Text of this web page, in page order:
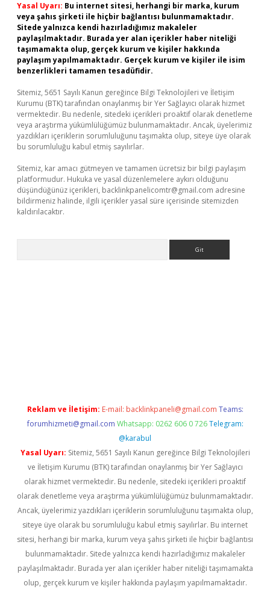
Yasal Uyarı: Bu internet sitesi, herhangi bir marka, kurum
veya şahıs şirketi ile hiçbir bağlantısı bulunmamaktadır.
Sitede yalnızca kendi hazırladığımız makaleler
paylaşılmaktadır. Burada yer alan içerikler haber niteliği
taşımamakta olup, gerçek kurum ve kişiler hakkında
paylaşım yapılmamaktadır. Gerçek kurum ve kişiler ile isim
benzerlikleri tamamen tesadüfidir.
Sitemiz, 5651 Sayılı Kanun gereğince Bilgi Teknolojileri ve İletişim
Kurumu (BTK) tarafından onaylanmış bir Yer Sağlayıcı olarak hizmet
vermektedir. Bu nedenle, sitedeki içerikleri proaktif olarak denetleme
veya araştırma yükümlülüğümüz bulunmamaktadır. Ancak, üyelerimiz
yazdıkları içeriklerin sorumluluğunu taşımakta olup, siteye üye olarak
bu sorumluluğu kabul etmiş sayılırlar.
Sitemiz, kar amacı gütmeyen ve tamamen ücretsiz bir bilgi paylaşım
platformudur. Hukuka ve yasal düzenlemelere aykırı olduğunu
düşündüğünüz içerikleri, backlinkpanelicomtr@gmail.com adresine
bildirmeniz halinde, ilgili içerikler yasal süre içerisinde sitemizden
kaldırılacaktır.
Reklam ve İletişim: E-mail: backlinkpaneli@gmail.com Teams:
forumhizmeti@gmail.com Whatsapp: 0262 606 0 726 Telegram:
@karabul
Yasal Uyarı: Sitemiz, 5651 Sayılı Kanun gereğince Bilgi Teknolojileri
ve İletişim Kurumu (BTK) tarafından onaylanmış bir Yer Sağlayıcı
olarak hizmet vermektedir. Bu nedenle, sitedeki içerikleri proaktif
olarak denetleme veya araştırma yükümlülüğümüz bulunmamaktadır.
Ancak, üyelerimiz yazdıkları içeriklerin sorumluluğunu taşımakta olup,
siteye üye olarak bu sorumluluğu kabul etmiş sayılırlar. Bu internet
sitesi, herhangi bir marka, kurum veya şahıs şirketi ile hiçbir bağlantısı
bulunmamaktadır. Sitede yalnızca kendi hazırladığımız makaleler
paylaşılmaktadır. Burada yer alan içerikler haber niteliği taşımamakta
olup, gerçek kurum ve kişiler hakkında paylaşım yapılmamaktadır.